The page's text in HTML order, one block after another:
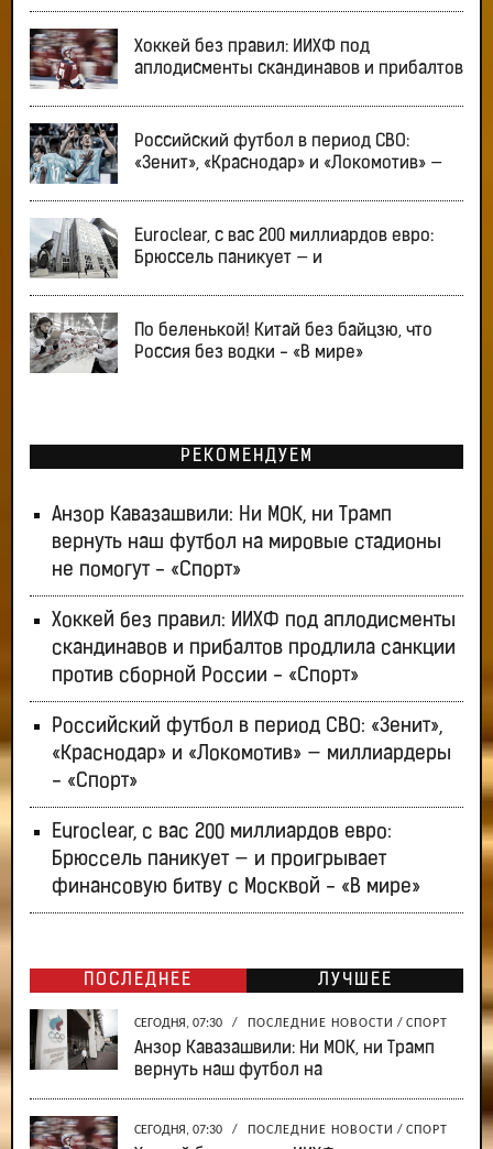
Хоккей без правил: ИИХФ под
аплодисменты скандинавов и прибалтов
Российский футбол в период СВО:
«Зенит», «Краснодар» и «Локомотив» —
Euroclear, с вас 200 миллиардов евро:
Брюссель паникует — и
По беленькой! Китай без байцзю, что
Россия без водки - «В мире»
РЕКОМЕНДУЕМ
Анзор Кавазашвили: Ни МОК, ни Трамп
вернуть наш футбол на мировые стадионы
не помогут - «Спорт»
Хоккей без правил: ИИХФ под аплодисменты
скандинавов и прибалтов продлила санкции
против сборной России - «Спорт»
Российский футбол в период СВО: «Зенит»,
«Краснодар» и «Локомотив» — миллиардеры
- «Спорт»
Euroclear, с вас 200 миллиардов евро:
Брюссель паникует — и проигрывает
финансовую битву с Москвой - «В мире»
ПОСЛЕДНЕЕ ЛУЧШЕЕ
СЕГОДНЯ, 07:30 / ПОСЛЕДНИЕ НОВОСТИ / СПОРТ
Анзор Кавазашвили: Ни МОК, ни Трамп
вернуть наш футбол на
СЕГОДНЯ, 07:30 / ПОСЛЕДНИЕ НОВОСТИ / СПОРТ